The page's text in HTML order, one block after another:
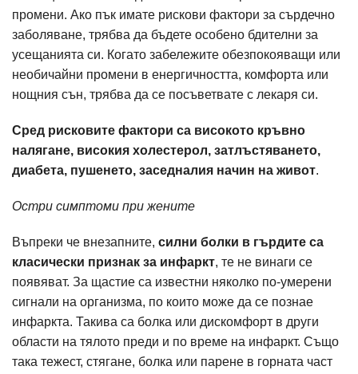
промени. Ако пък имате рискови фактори за сърдечно
заболяване, трябва да бъдете особено бдителни за
усещанията си. Когато забележите обезпокояващи или
необичайни промени в енергичността, комфорта или
нощния сън, трябва да се посъветвате с лекаря си.
Сред рисковите фактори са високото кръвно
налягане, високия холестерол, затлъстяването,
диабета, пушенето, заседналия начин на живот.
Остри симптоми при жените
Въпреки че внезапните, силни болки в гърдите са
класически признак за инфаркт, те не винаги се
появяват. За щастие са известни няколко по-умерени
сигнали на организма, по които може да се познае
инфаркта. Такива са болка или дискомфорт в други
области на тялото преди и по време на инфаркт. Също
така тежест, стягане, болка или парене в горната част